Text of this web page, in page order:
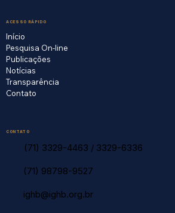
ACESSO RÁPIDO
Início
Pesquisa On-line
Publicações
Notícias
Transparência
Contato
CONTATO
(71) 3329-4463 / 3329-6336
(71) 98798-9527
ighb@ighb.org.br